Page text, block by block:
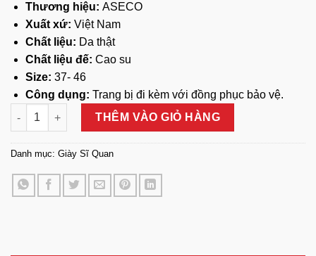
Thương hiệu: ASECO
Xuất xứ: Việt Nam
Chất liệu: Da thật
Chất liệu đế: Cao su
Size: 37- 46
Công dụng: Trang bị đi kèm với đồng phục bảo vệ.
Giày Sĩ Quan số lượng
THÊM VÀO GIỎ HÀNG
Danh mục: Giày Sĩ Quan